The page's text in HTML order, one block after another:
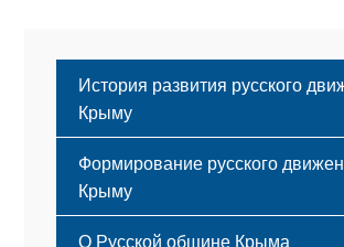
История развития русского
Крыму
Формирование русского
Крыму
Русский Крым
О Русской общине Крыма